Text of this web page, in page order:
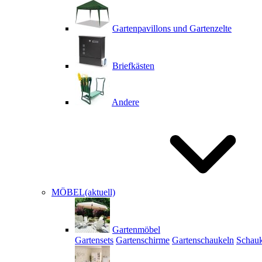
Gartenpavillons und Gartenzelte
Briefkästen
Andere
MÖBEL(aktuell)
Gartenmöbel
Gartensets Gartenschirme Gartenschaukeln